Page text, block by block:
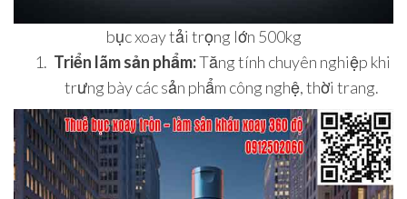
bục xoay tải trọng lớn 500kg
Triển lãm sản phẩm:Tăng tính chuyên nghiệp khi
trưng bày các sản phẩm công nghệ, thời trang.